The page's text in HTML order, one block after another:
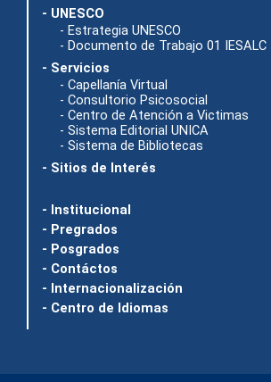
- UNESCO
- Estrategia UNESCO
- Documento de Trabajo 01 IESALC
- Servicios
- Capellanía Virtual
- Consultorio Psicosocial
- Centro de Atención a Victimas
- Sistema Editorial UNICA
- Sistema de Bibliotecas
- Sitios de Interés
- Institucional
- Pregrados
- Posgrados
- Contáctos
- Internacionalización
- Centro de Idiomas